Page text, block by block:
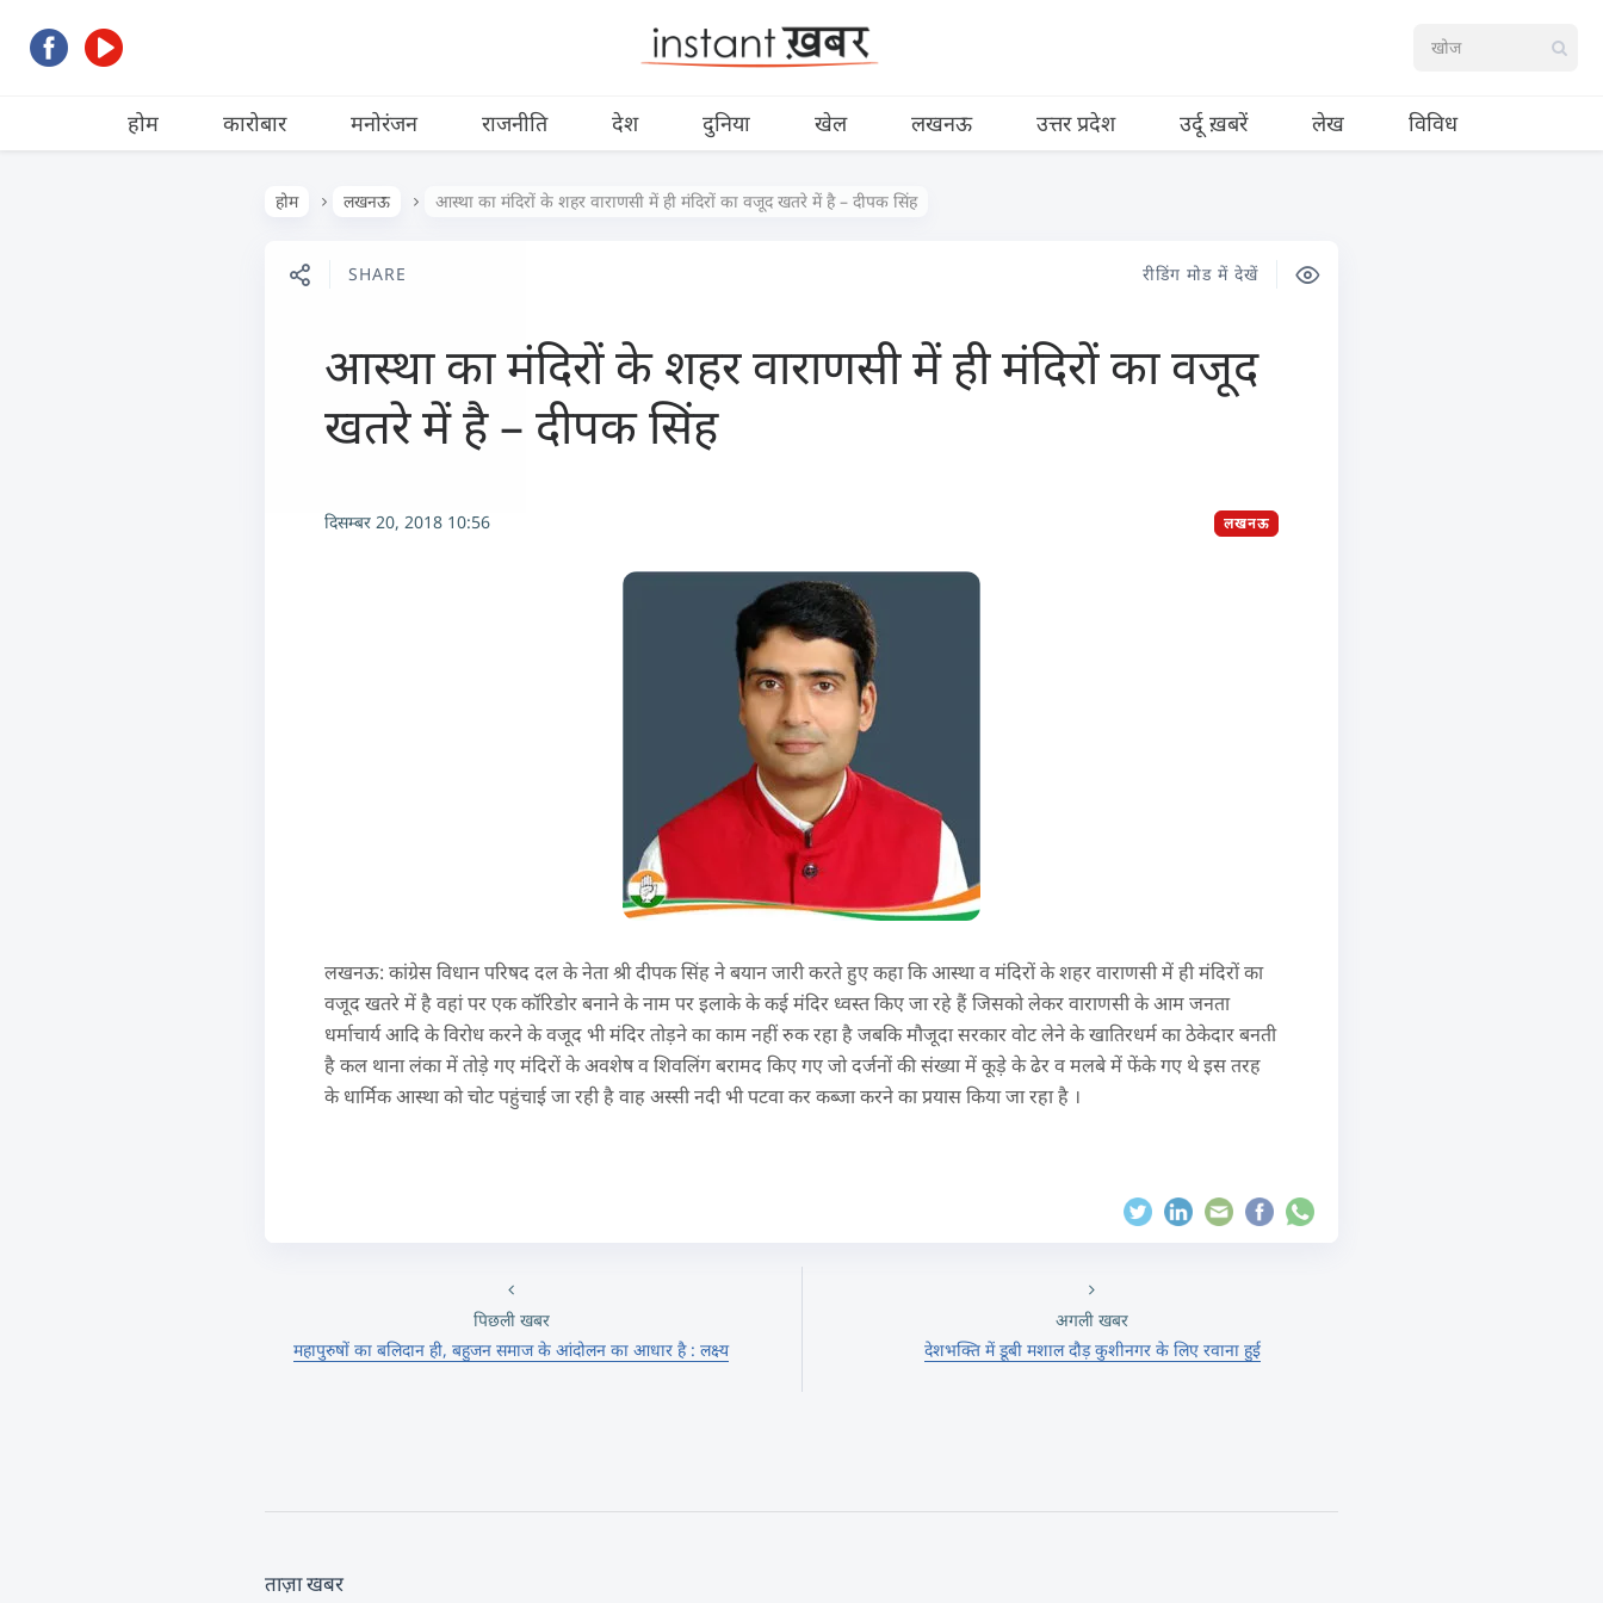
होम कारोबार मनोरंजन राजनीति देश दुनिया खेल लखनऊ उत्तर प्रदेश उर्दू ख़बरें लेख विविध
होम लखनऊ आस्था का मंदिरों के शहर वाराणसी में ही मंदिरों का वजूद खतरे में है – दीपक सिंह
SHARE रीडिंग मोड में देखें
आस्था का मंदिरों के शहर वाराणसी में ही मंदिरों का वजूद
खतरे में है – दीपक सिंह
दिसम्बर 20, 2018 10:56 लखनऊ
लखनऊ: कांग्रेस विधान परिषद दल के नेता श्री दीपक सिंह ने बयान जारी करते हुए कहा कि आस्था व मंदिरों के शहर वाराणसी में ही मंदिरों का
वजूद खतरे में है वहां पर एक कॉरिडोर बनाने के नाम पर इलाके के कई मंदिर ध्वस्त किए जा रहे हैं जिसको लेकर वाराणसी के आम जनता
धर्माचार्य आदि के विरोध करने के वजूद भी मंदिर तोड़ने का काम नहीं रुक रहा है जबकि मौजूदा सरकार वोट लेने के खातिरधर्म का ठेकेदार बनती
है कल थाना लंका में तोड़े गए मंदिरों के अवशेष व शिवलिंग बरामद किए गए जो दर्जनों की संख्या में कूड़े के ढेर व मलबे में फेंके गए थे इस तरह
के धार्मिक आस्था को चोट पहुंचाई जा रही है वाह अस्सी नदी भी पटवा कर कब्जा करने का प्रयास किया जा रहा है ।
पिछली खबर
महापुरुषों का बलिदान ही, बहुजन समाज के आंदोलन का आधार है : लक्ष्य
अगली खबर
देशभक्ति में डूबी मशाल दौड़ कुशीनगर के लिए रवाना हुई
ताज़ा खबर